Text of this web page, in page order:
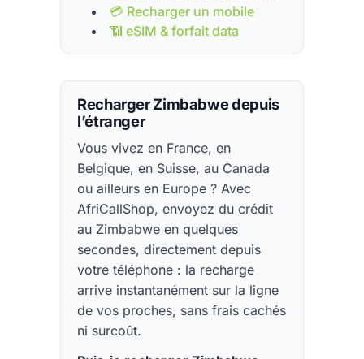
💳 Recharger un mobile
📶 eSIM & forfait data
Recharger Zimbabwe depuis
l’étranger
Vous vivez en France, en
Belgique, en Suisse, au Canada
ou ailleurs en Europe ? Avec
AfriCallShop, envoyez du crédit
au Zimbabwe en quelques
secondes, directement depuis
votre téléphone : la recharge
arrive instantanément sur la ligne
de vos proches, sans frais cachés
ni surcoût.